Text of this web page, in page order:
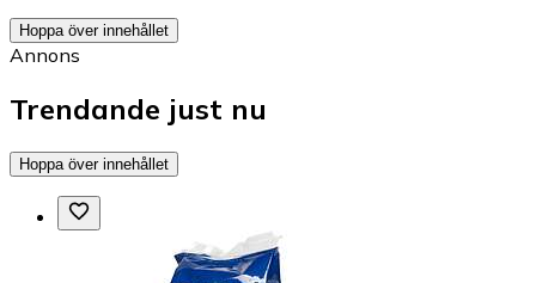
Hoppa över innehållet
Annons
Trendande just nu
Hoppa över innehållet